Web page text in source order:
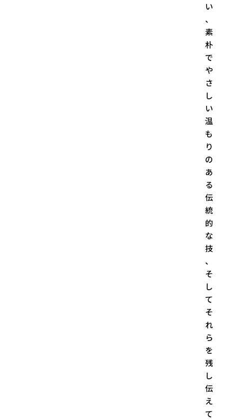
い
、
素
朴
で
や
さ
し
い
温
も
り
の
あ
る
伝
統
的
な
技
、
そ
し
て
そ
れ
ら
を
残
し
伝
え
て